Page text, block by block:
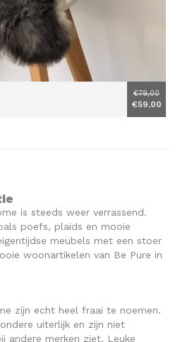
€79,00
€59,00
is steeds weer verrassend.
poefs, plaids en mooie
meubels met een stoer
woonartikelen van Be Pure in
zijn echt heel fraai te noemen.
uiterlijk en zijn niet
andere merken ziet. Leuke